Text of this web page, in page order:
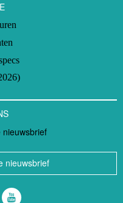
nieuwsbrief